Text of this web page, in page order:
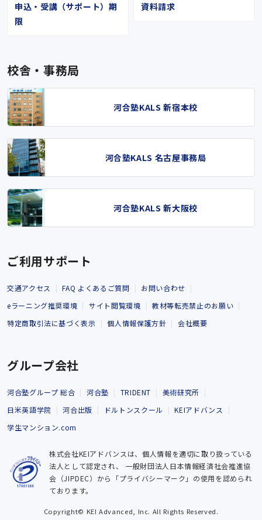
申込・受講（サポート）期
限
資料請求
校舎・事務局
河合塾KALS 新宿本校
河合塾KALS 名古屋事務局
河合塾KALS 新大阪校
ご利用サポート
交通アクセス FAQ よくあるご質問
お問い合わせ
eラーニング推奨環境
サイト閲覧環境
教材等転売禁止のお願い
特定商取引法に基づく表示
個人情報保護方針 会社概要
グループ会社
河合塾グループ 総合 河合塾 TRIDENT
美術研究所
日米英語学院
河合出版 ドルトンスクール
KEIアドバンス
学生マンション.com
株式会社KEIアドバンスは、個人情報を適切に取り扱っている
法人として認定され、 一般財団法人日本情報経済社会推進協
会（JIPDEC）から「プライバシーマーク」の使用を認められ
ております。
Copyright© KEI Advanced, Inc. All Rights Reserved.